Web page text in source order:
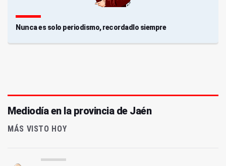
Nunca es solo periodismo, recordadlo siempre
Mediodía en la provincia de Jaén
MÁS VISTO HOY